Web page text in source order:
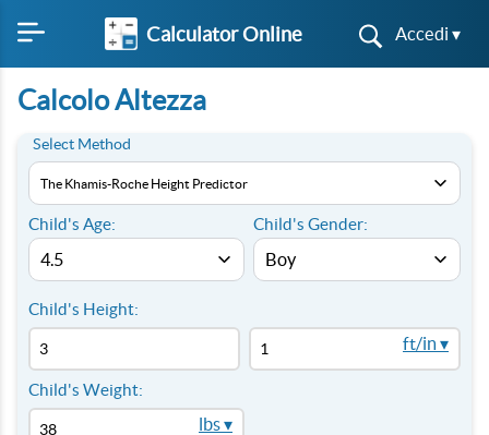
Calculator Online Accedi ▾
Calcolo Altezza
Select Method
Child's Age: Child's Gender:
Child's Height:
ft/in ▾
Child's Weight:
lbs ▾